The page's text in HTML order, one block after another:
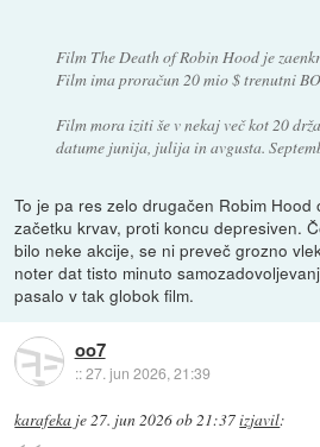
Film The Death of Robin Hood je
Film ima proračun 20 mio $ trenutni
Film mora iziti še v nekaj več kot 20
datume junija, julija in avgusta.
To je pa res zelo drugačen Robim
začetku krvav, proti koncu depresiven.
bilo neke akcije, se ni preveč grozno
noter dat tisto minuto
pasalo v tak globok film.
oo7
::27. jun 2026, 21:39
karafeka je27. jun 2026 ob 21:37izjavil: